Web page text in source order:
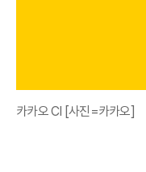
카카오 CI [사진=카카오]